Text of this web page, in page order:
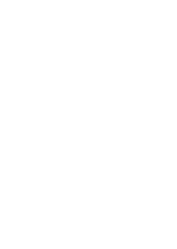
som samsvarer med hvilke
slik at vi kan forbedre!